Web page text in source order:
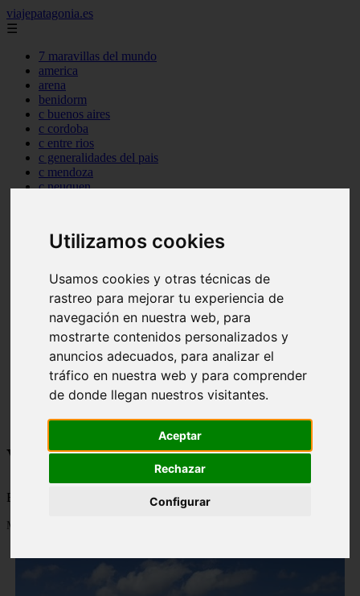
Utilizamos cookies
Usamos cookies y otras técnicas de
rastreo para mejorar tu experiencia de
navegación en nuestra web, para
mostrarte contenidos personalizados y
anuncios adecuados, para analizar el
tráfico en nuestra web y para comprender
de donde llegan nuestros visitantes.
Aceptar
Rechazar
Configurar
viajepatagonia.es
☰
7 maravillas del mundo
america
arena
benidorm
c buenos aires
c cordoba
c entre rios
c generalidades del pais
c mendoza
c neuquen
c santa fe
c tierra de fuego
c zona austral
carmen
category
destinos
gijon
lanzarote
live
monumentos
naturaleza
san
tenerife
Viajes a la Patagonia
Blog sobre la Patagonia en particular y sobre turismo en general
Mostrando 1 - 24 de 477 artículos